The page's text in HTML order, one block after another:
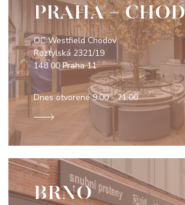
PRAHA -
OC Westfield Chodov
Roztylská 2321/19
148 00 Praha 11
Dnes otvorené9:00 - 21:00
BRNO